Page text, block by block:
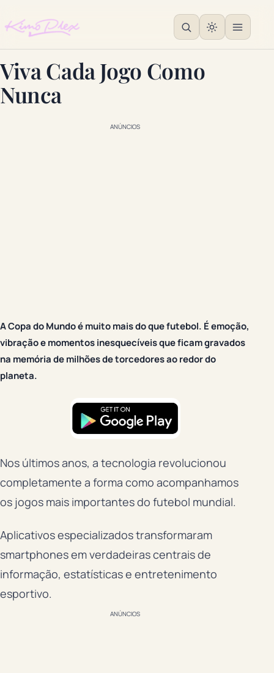
Viva Cada Jogo Como
Nunca
ANÚNCIOS
A Copa do Mundo é muito mais do que futebol. É emoção,
vibração e momentos inesquecíveis que ficam gravados
na memória de milhões de torcedores ao redor do
planeta.
Nos últimos anos, a tecnologia revolucionou
completamente a forma como acompanhamos
os jogos mais importantes do futebol mundial.
Aplicativos especializados transformaram
smartphones em verdadeiras centrais de
informação, estatísticas e entretenimento
esportivo.
ANÚNCIOS